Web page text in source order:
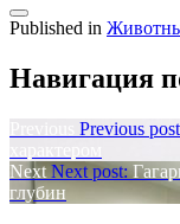
Published in
Навигация
Previous
Next Next post:
глубин